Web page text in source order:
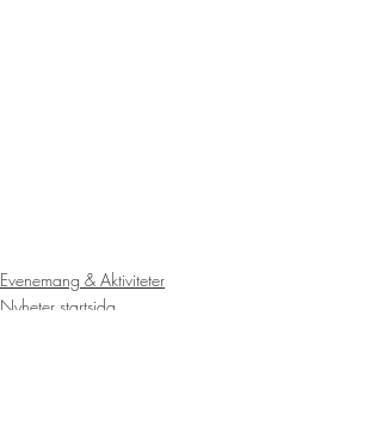
Evenemang & Aktiviteter
Nyheter startsida